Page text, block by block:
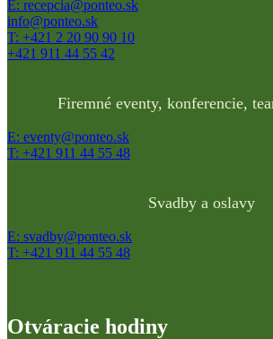
E: recepcia@ponteo.sk
info@ponteo.sk
T: +421 2 20 90 90 10
+421 911 44 55 42
Firemné eventy, konferencie,
E: eventy@ponteo.sk
T: +421 911 44 55 48
Svadby a oslavy
E: svadby@ponteo.sk
T: +421 911 44 55 48
Otváracie hodiny